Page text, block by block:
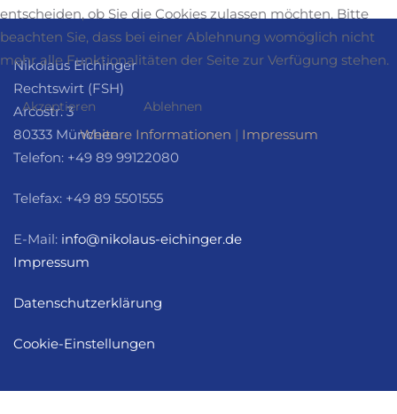
Nikolaus Eichinger
Rechtswirt (FSH)
Arcostr. 3
80333 München
Telefon: +49 89 99122080
Telefax: +49 89 5501555
E-Mail: info@nikolaus-eichinger.de
Impressum
Datenschutzerklärung
Cookie-Einstellungen
entscheiden, ob Sie die Cookies zulassen möchten. Bitte
beachten Sie, dass bei einer Ablehnung womöglich nicht
mehr alle Funktionalitäten der Seite zur Verfügung stehen.
Akzeptieren Ablehnen
Weitere Informationen | Impressum